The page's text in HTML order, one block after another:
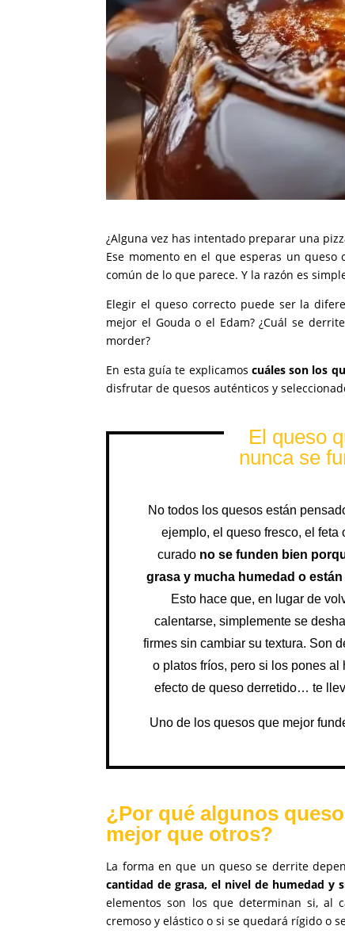
¿Alguna vez has intentado preparar una
Ese momento en el que esperas un queso
común de lo que parece. Y la razón es
Elegir el queso correcto puede ser la
mejor el Gouda o el Edam? ¿Cuál se
morder?
En esta guía te explicamos cuáles son los
disfrutar de quesos auténticos y
El queso
nunca se
No todos los quesos están
ejemplo, el queso fresco, el feta
curado no se funden bien
grasa y mucha humedad o
Esto hace que, en lugar de
calentarse, simplemente se
firmes sin cambiar su textura. Son
o platos fríos, pero si los pones al
efecto de queso derretido… te
Uno de los quesos que mejor
¿Por qué algunos
mejor que otros?
La forma en que un queso se derrite
cantidad de grasa, el nivel de humedad y
elementos son los que determinan si, al
cremoso y elástico o si se quedará rígido o